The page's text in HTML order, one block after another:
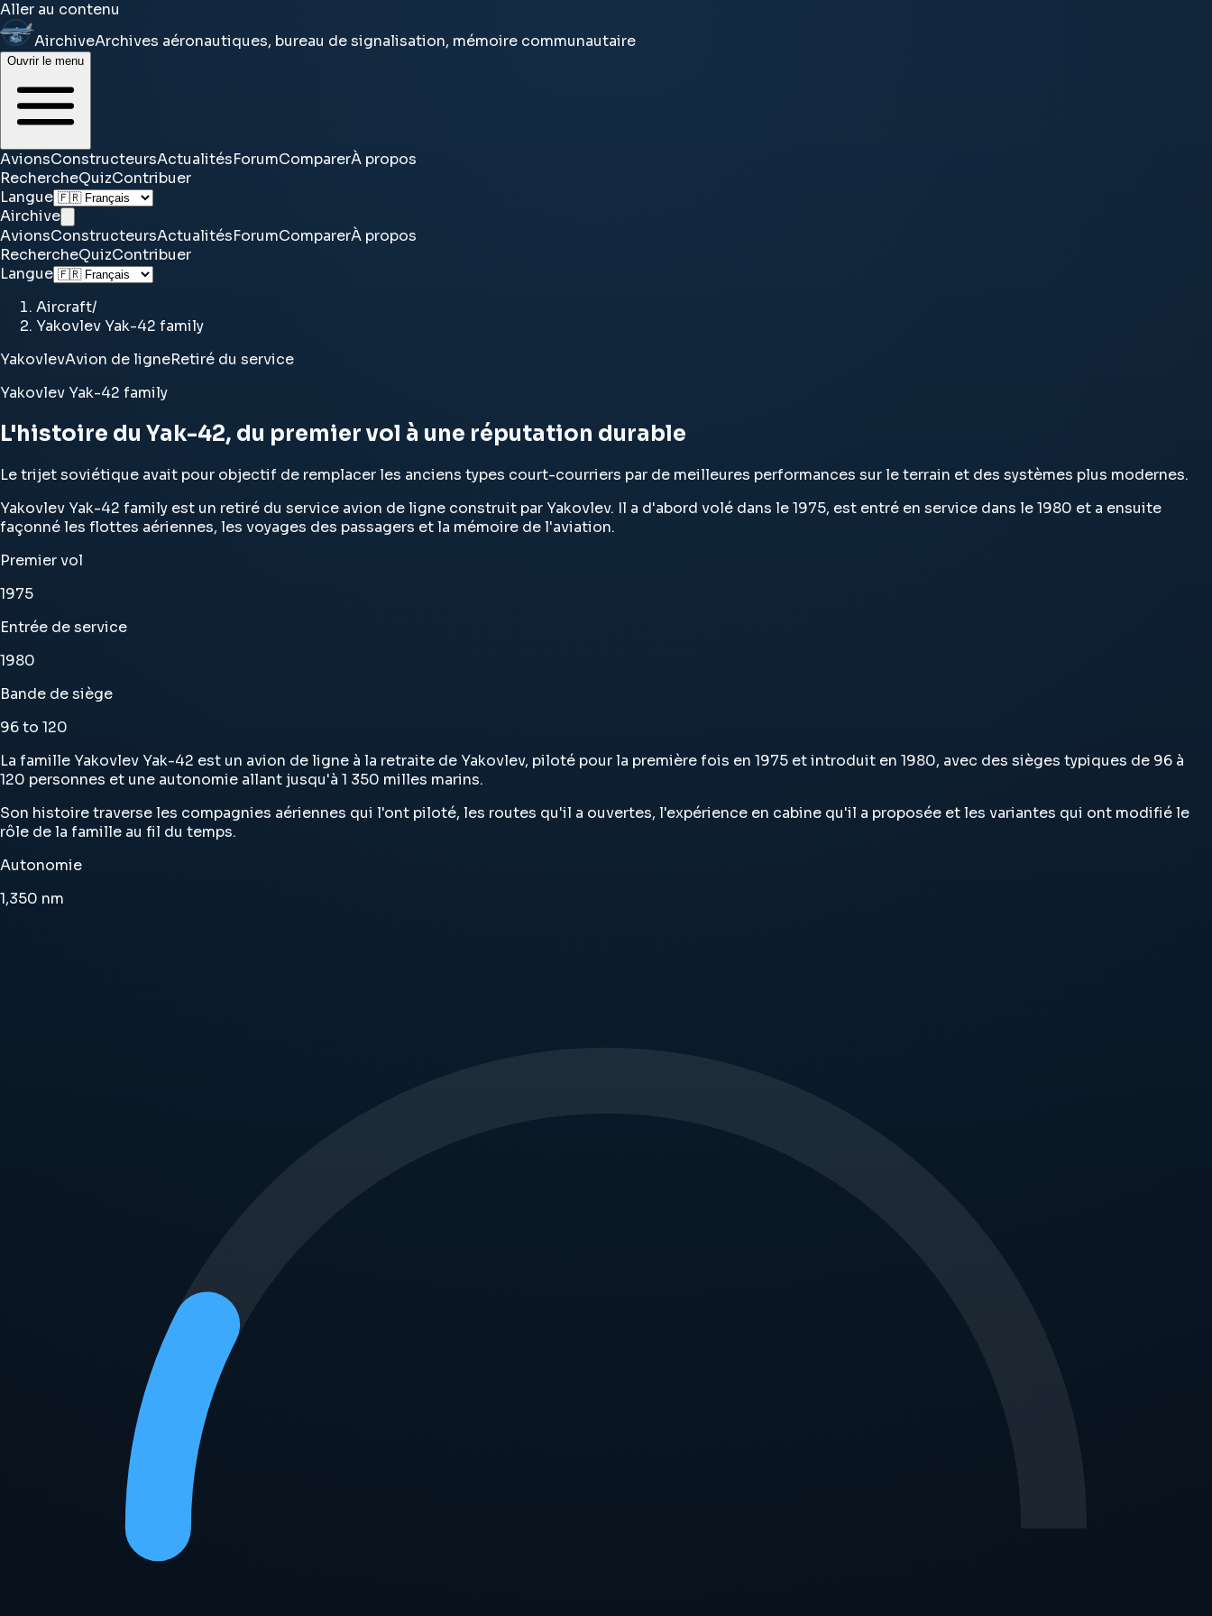
Aller au contenu
AirchiveArchives aéronautiques, bureau de signalisation, mémoire communautaire
Ouvrir le menu
AvionsConstructeursActualitésForumComparerÀ propos
RechercheQuizContribuer
Langue
Airchive
AvionsConstructeursActualitésForumComparerÀ propos
RechercheQuizContribuer
Langue
Aircraft/
Yakovlev Yak-42 family
YakovlevAvion de ligneRetiré du service
Yakovlev Yak-42 family
L'histoire du Yak-42, du premier vol à une réputation durable
Le trijet soviétique avait pour objectif de remplacer les anciens types court-courriers par de meilleures performances sur le terrain et des systèmes plus modernes.
Yakovlev Yak-42 family est un retiré du service avion de ligne construit par Yakovlev. Il a d'abord volé dans le 1975, est entré en service dans le 1980 et a ensuite
façonné les flottes aériennes, les voyages des passagers et la mémoire de l'aviation.
Premier vol
1975
Entrée de service
1980
Bande de siège
96 to 120
La famille Yakovlev Yak-42 est un avion de ligne à la retraite de Yakovlev, piloté pour la première fois en 1975 et introduit en 1980, avec des sièges typiques de 96 à
120 personnes et une autonomie allant jusqu'à 1 350 milles marins.
Son histoire traverse les compagnies aériennes qui l'ont piloté, les routes qu'il a ouvertes, l'expérience en cabine qu'il a proposée et les variantes qui ont modifié le
rôle de la famille au fil du temps.
Autonomie
1,350 nm